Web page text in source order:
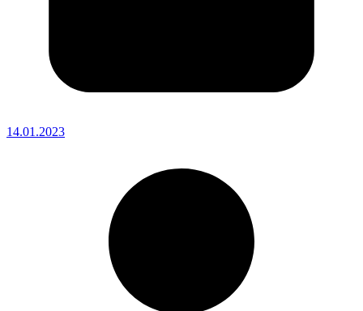
14.01.2023